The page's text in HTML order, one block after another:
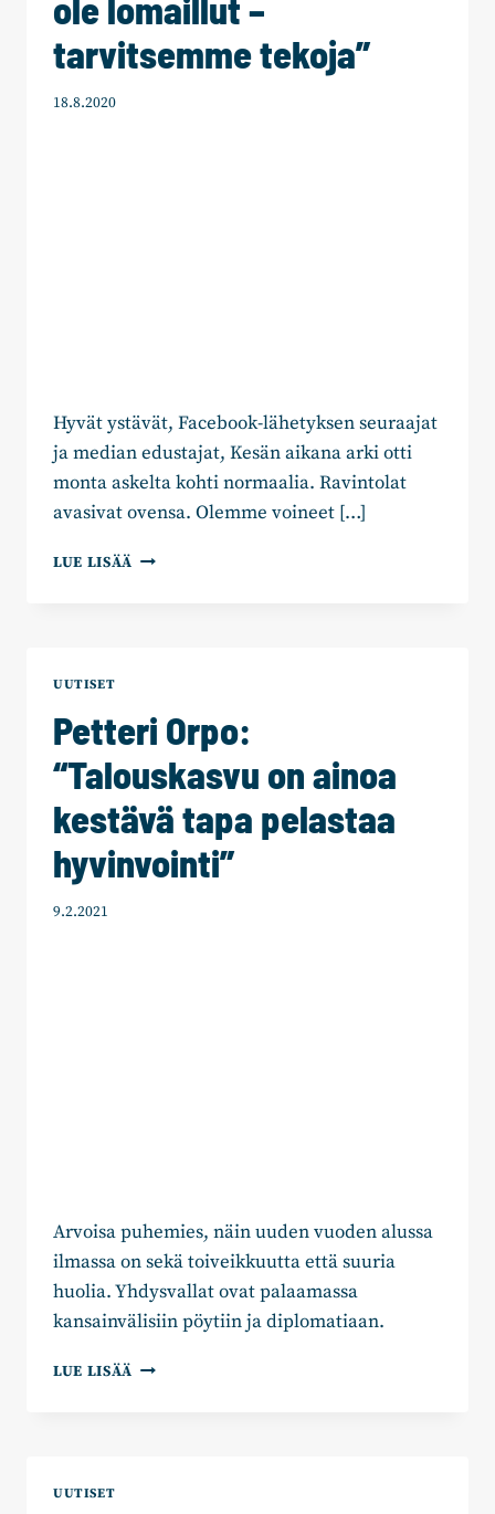
ole lomaillut –
tarvitsemme tekoja”
18.8.2020
Hyvät ystävät, Facebook-lähetyksen seuraajat
ja median edustajat, Kesän aikana arki otti
monta askelta kohti normaalia. Ravintolat
avasivat ovensa. Olemme voineet […]
LUE LISÄÄ PETTERI
TARVITSEMME
TEKOJA”
UUTISET
Petteri Orpo:
“Talouskasvu on ainoa
kestävä tapa pelastaa
hyvinvointi”
9.2.2021
Arvoisa puhemies, näin uuden vuoden alussa
ilmassa on sekä toiveikkuutta että suuria
huolia. Yhdysvallat ovat palaamassa
kansainvälisiin pöytiin ja diplomatiaan.
LUE LISÄÄ PETTERI
UUTISET